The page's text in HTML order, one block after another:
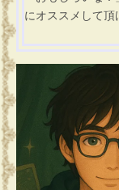
にオススメして頂